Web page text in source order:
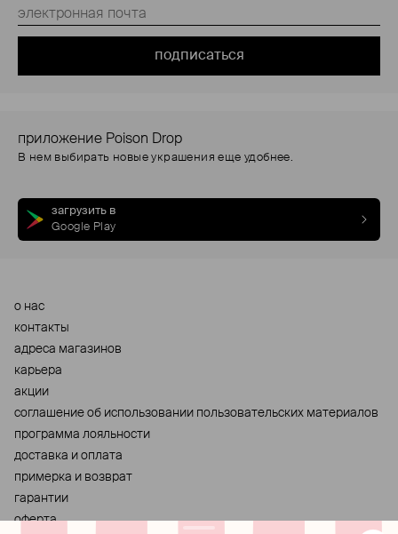
подписаться
приложение Poison Drop
В нем выбирать новые украшения еще удобнее.
загрузить в
Google Play
о нас
контакты
адреса магазинов
карьера
акции
cоглашение об использовании пользовательских материалов
программа лояльности
доставка и оплата
примерка и возврат
гарантии
оферта